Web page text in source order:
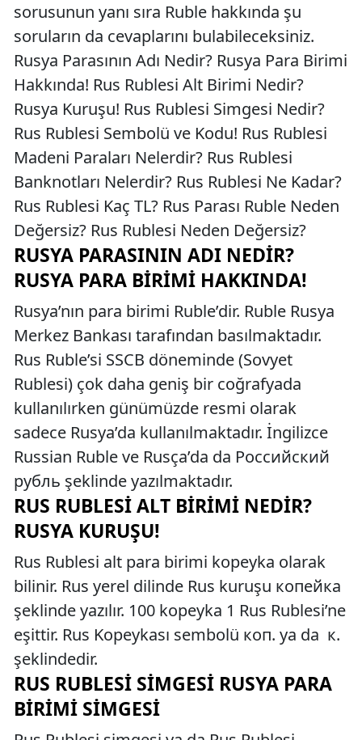
sorusunun yanı sıra Ruble hakkında şu
soruların da cevaplarını bulabileceksiniz.
Rusya Parasının Adı Nedir? Rusya Para Birimi
Hakkında! Rus Rublesi Alt Birimi Nedir?
Rusya Kuruşu! Rus Rublesi Simgesi Nedir?
Rus Rublesi Sembolü ve Kodu! Rus Rublesi
Madeni Paraları Nelerdir? Rus Rublesi
Banknotları Nelerdir? Rus Rublesi Ne Kadar?
Rus Rublesi Kaç TL? Rus Parası Ruble Neden
Değersiz? Rus Rublesi Neden Değersiz?
RUSYA PARASININ ADI NEDIR?
RUSYA PARA BIRIMI HAKKINDA!
Rusya’nın para birimi Ruble’dir. Ruble Rusya
Merkez Bankası tarafından basılmaktadır.
Rus Ruble’si SSCB döneminde (Sovyet
Rublesi) çok daha geniş bir coğrafyada
kullanılırken günümüzde resmi olarak
sadece Rusya’da kullanılmaktadır. İngilizce
Russian Ruble ve Rusça’da da Российский
рубль şeklinde yazılmaktadır.
RUS RUBLESI ALT BIRIMI NEDIR?
RUSYA KURUŞU!
Rus Rublesi alt para birimi kopeyka olarak
bilinir. Rus yerel dilinde Rus kuruşu копейка
şeklinde yazılır. 100 kopeyka 1 Rus Rublesi’ne
eşittir. Rus Kopeykası sembolü коп. ya da к.
şeklindedir.
RUS RUBLESI SIMGESI RUSYA PARA
BIRIMI SIMGESI